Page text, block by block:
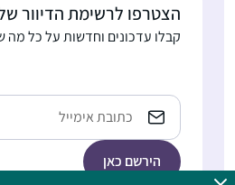
הצטרפו לרשימת הדיוור
קבלו עדכונים וחדשות על כל
Email